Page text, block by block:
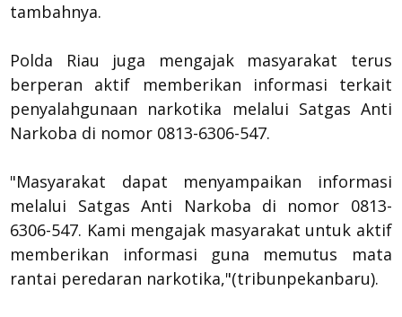
tambahnya.
Polda Riau juga mengajak masyarakat terus
berperan aktif memberikan informasi terkait
penyalahgunaan narkotika melalui Satgas Anti
Narkoba di nomor 0813-6306-547.
"Masyarakat dapat menyampaikan informasi
melalui Satgas Anti Narkoba di nomor 0813-
6306-547. Kami mengajak masyarakat untuk aktif
memberikan informasi guna memutus mata
rantai peredaran narkotika,"(tribunpekanbaru).